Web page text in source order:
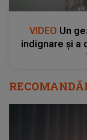
VIDEO Un
indignare și a